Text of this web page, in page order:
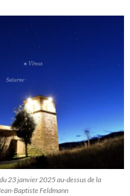
23 janvier 2025 au-dessus de la
Baptiste Feldmann